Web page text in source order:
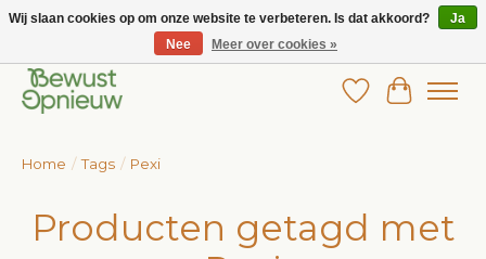
Wij bieden het grootste aanbod in betaalbare kinderkleding!
Verlanglijst
Home / Tags / Pexi
Producten getagd met
Wij slaan cookies op om onze website te verbeteren. Is dat akkoord?
Ja
Nee
Meer over cookies »